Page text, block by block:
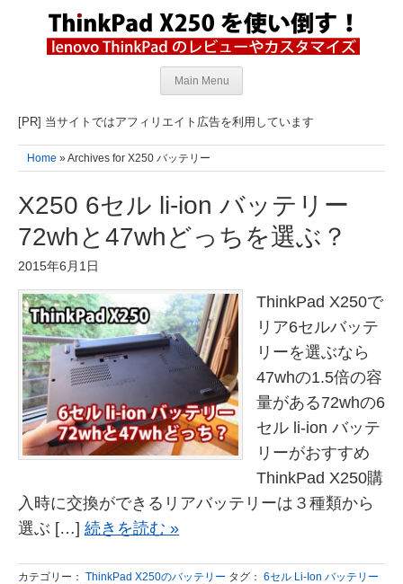
Main Menu
[PR] 当サイトではアフィリエイト広告を利用しています
Home » Archives for X250 バッテリー
X250 6セル li-ion バッテリー
72whと47whどっちを選ぶ？
2015年6月1日
ThinkPad X250で
リア6セルバッテ
リーを選ぶなら
47whの1.5倍の容
量がある72whの6
セル li-ion バッテ
リーがおすすめ
ThinkPad X250購
入時に交換ができるリアバッテリーは３種類から
選ぶ […] 続きを読む »
カテゴリー： ThinkPad X250のバッテリー タグ： 6セル Li-Ion バッテリー